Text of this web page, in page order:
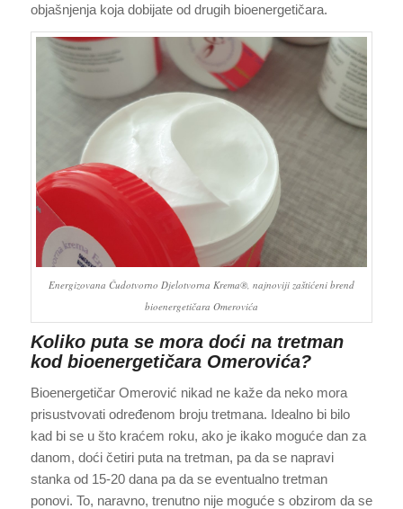
objašnjenja koja dobijate od drugih bioenergetičara.
Energizovana Čudotvorno Djelotvorna Krema®, najnoviji zaštićeni brend
bioenergetičara Omerovića
Koliko puta se mora doći na tretman
kod bioenergetičara Omerovića?
Bioenergetičar Omerović nikad ne kaže da neko mora
prisustvovati određenom broju tretmana. Idealno bi bilo
kad bi se u što kraćem roku, ako je ikako moguće dan za
danom, doći četiri puta na tretman, pa da se napravi
stanka od 15-20 dana pa da se eventualno tretman
ponovi. To, naravno, trenutno nije moguće s obzirom da se